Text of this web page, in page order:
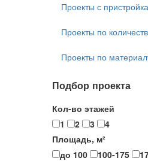
Проекты с
Проекты по
Проекты по
Подбор проекта
Кол-во этажей
1
2 3
4
Площадь, м²
до 100
100-175